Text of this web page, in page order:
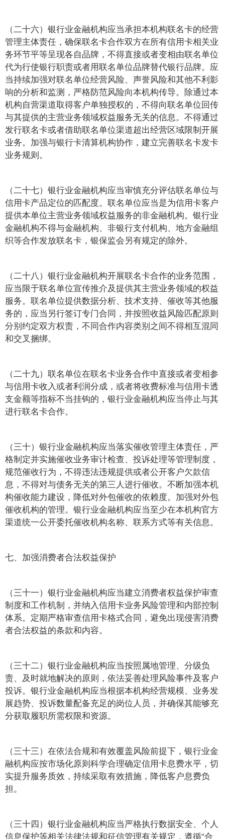
（二十六）银行业金融机构应当承担本机构联名卡的经营
管理主体责任，确保联名卡合作双方在所有信用卡相关业
务环节平等呈现各自品牌，不得直接或者变相由联名单位
代为行使银行职责或者用联名单位品牌替代银行品牌。应
当持续加强对联名单位经营风险、声誉风险和其他不利影
响的分析和监测，严格防范风险向本机构传导。除通过本
机构自营渠道取得客户单独授权的，不得向联名单位回传
与其提供的主营业务领域权益服务无关的信息。不得通过
发行联名卡或者借助联名单位渠道超出经营区域限制开展
业务。加强与银行卡清算机构协作，建立完善联名卡发卡
业务规则。
（二十七）银行业金融机构应当审慎充分评估联名单位与
信用卡产品定位的匹配度。联名单位应当是为信用卡客户
提供本单位主营业务领域权益服务的非金融机构。银行业
金融机构不得与金融机构、非银行支付机构、地方金融组
织等合作发放联名卡，银保监会另有规定的除外。
（二十八）银行业金融机构开展联名卡合作的业务范围，
应当限于联名单位宣传推介及提供其主营业务领域的权益
服务。联名单位提供数据分析、技术支持、催收等其他服
务的，应当另行签订专门合同，并按照收益风险匹配原则
分别约定双方权责，不同合作内容类别之间不得相互混同
和交叉捆绑。
（二十九）联名单位在联名卡业务合作中直接或者变相参
与信用卡收入或者利润分成，或者将收费标准与信用卡透
支金额等指标不当挂钩的，银行业金融机构应当停止与其
进行联名卡合作。
（三十）银行业金融机构应当落实催收管理主体责任，严
格制定并实施催收业务审计检查、投诉处理等管理制度，
规范催收行为，不得违法违规提供或者公开客户欠款信
息，不得对与债务无关的第三人进行催收。不断加强本机
构催收能力建设，降低对外包催收的依赖度。加强对外包
催收机构的管理。银行业金融机构应当至少在本机构官方
渠道统一公开委托催收机构名称、联系方式等有关信息。
七、加强消费者合法权益保护
（三十一）银行业金融机构应当建立消费者权益保护审查
制度和工作机制，并纳入信用卡业务风险管理和内部控制
体系。定期严格审查信用卡格式合同，避免出现侵害消费
者合法权益的条款和内容。
（三十二）银行业金融机构应当按照属地管理、分级负
责、及时就地解决的原则，依法妥善处理风险事件及客户
投诉。银行业金融机构应当根据本机构经营规模、业务发
展趋势、投诉数量配备充足的岗位人员，并确保其能够充
分获取履职所需权限和资源。
（三十三）在依法合规和有效覆盖风险前提下，银行业金
融机构应按市场化原则科学合理确定信用卡息费水平，切
实提升服务质效，持续采取有效措施，降低客户息费负
担。
（三十四）银行业金融机构应当严格执行数据安全、个人
信息保护等相关法律法规和征信管理有关规定，遵循“合